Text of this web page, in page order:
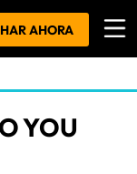
AHORA
YOU